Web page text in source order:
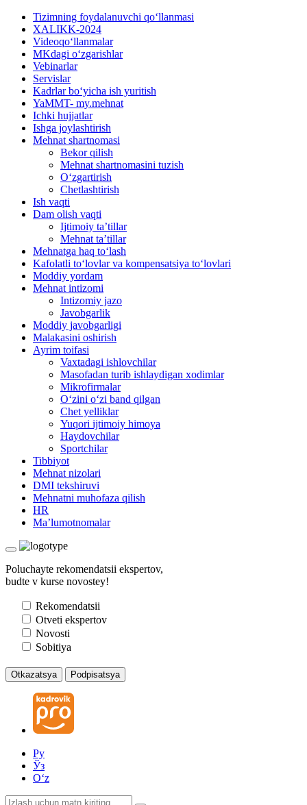
Tizimning foydalanuvchi qoʻllanmasi
XALIKK-2024
Videoqoʻllanmalar
MKdagi oʻzgarishlar
Vebinarlar
Servislar
Kadrlar boʻyicha ish yuritish
YaMMT- my.mehnat
Ichki hujjatlar
Ishga joylashtirish
Mehnat shartnomasi
Bekor qilish
Mehnat shartnomasini tuzish
Oʻzgartirish
Chetlashtirish
Ish vaqti
Dam olish vaqti
Ijtimoiy ta’tillar
Mehnat ta’tillar
Mehnatga haq toʻlash
Kafolatli toʻlovlar va kompensatsiya toʻlovlari
Moddiy yordam
Mehnat intizomi
Intizomiy jazo
Javobgarlik
Moddiy javobgarligi
Malakasini oshirish
Ayrim toifasi
Vaхtadagi ishlovchilar
Masofadan turib ishlaydigan хodimlar
Mikrofirmalar
Oʻzini oʻzi band qilgan
Chet yelliklar
Yuqori ijtimoiy himoya
Haydovchilar
Sportchilar
Tibbiyot
Mehnat nizolari
DMI tekshiruvi
Mehnatni muhofaza qilish
HR
Ma’lumotnomalar
Poluchayte rekomendatsii ekspertov,
budte v kurse novostey!
Rekomendatsii
Otveti ekspertov
Novosti
Sobitiya
Otkazatsya Podpisatsya
Ру
Ўз
Oʻz